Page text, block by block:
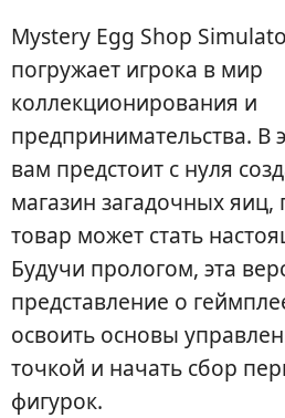
Mystery Egg Shop
погружает игрока в мир
коллекционирования и
предпринимательства. В
вам предстоит с нуля
магазин загадочных
товар может стать
Будучи прологом, эта
представление о
освоить основы
точкой и начать сбор
фигурок.